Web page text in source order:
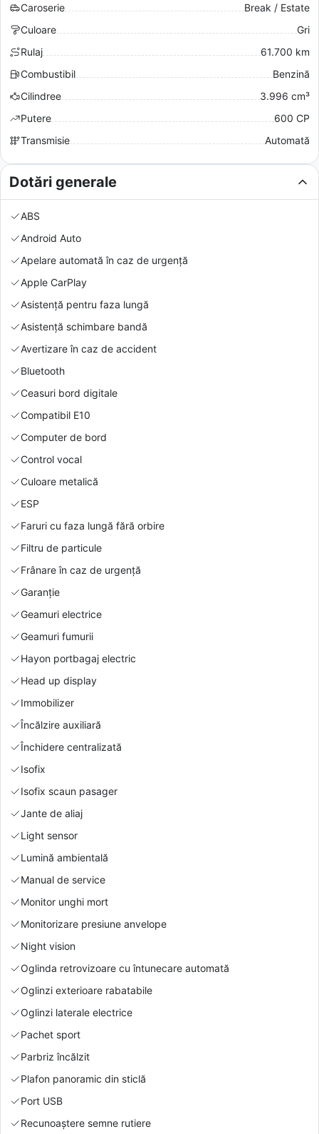
Caroserie
Break / Estate
Culoare
Gri
Rulaj
61.700 km
Combustibil
Benzină
Cilindree
3.996 cm³
Putere
600 CP
Transmisie
Automată
Dotări generale
ABS
Android Auto
Apelare automată în caz de urgență
Apple CarPlay
Asistență pentru faza lungă
Asistență schimbare bandă
Avertizare în caz de accident
Bluetooth
Ceasuri bord digitale
Compatibil E10
Computer de bord
Control vocal
Culoare metalică
ESP
Faruri cu faza lungă fără orbire
Filtru de particule
Frânare în caz de urgență
Garanție
Geamuri electrice
Geamuri fumurii
Hayon portbagaj electric
Head up display
Immobilizer
Încălzire auxiliară
Închidere centralizată
Isofix
Isofix scaun pasager
Jante de aliaj
Light sensor
Lumină ambientală
Manual de service
Monitor unghi mort
Monitorizare presiune anvelope
Night vision
Oglinda retrovizoare cu întunecare automată
Oglinzi exterioare rabatabile
Oglinzi laterale electrice
Pachet sport
Parbriz încălzit
Plafon panoramic din sticlă
Port USB
Recunoaștere semne rutiere